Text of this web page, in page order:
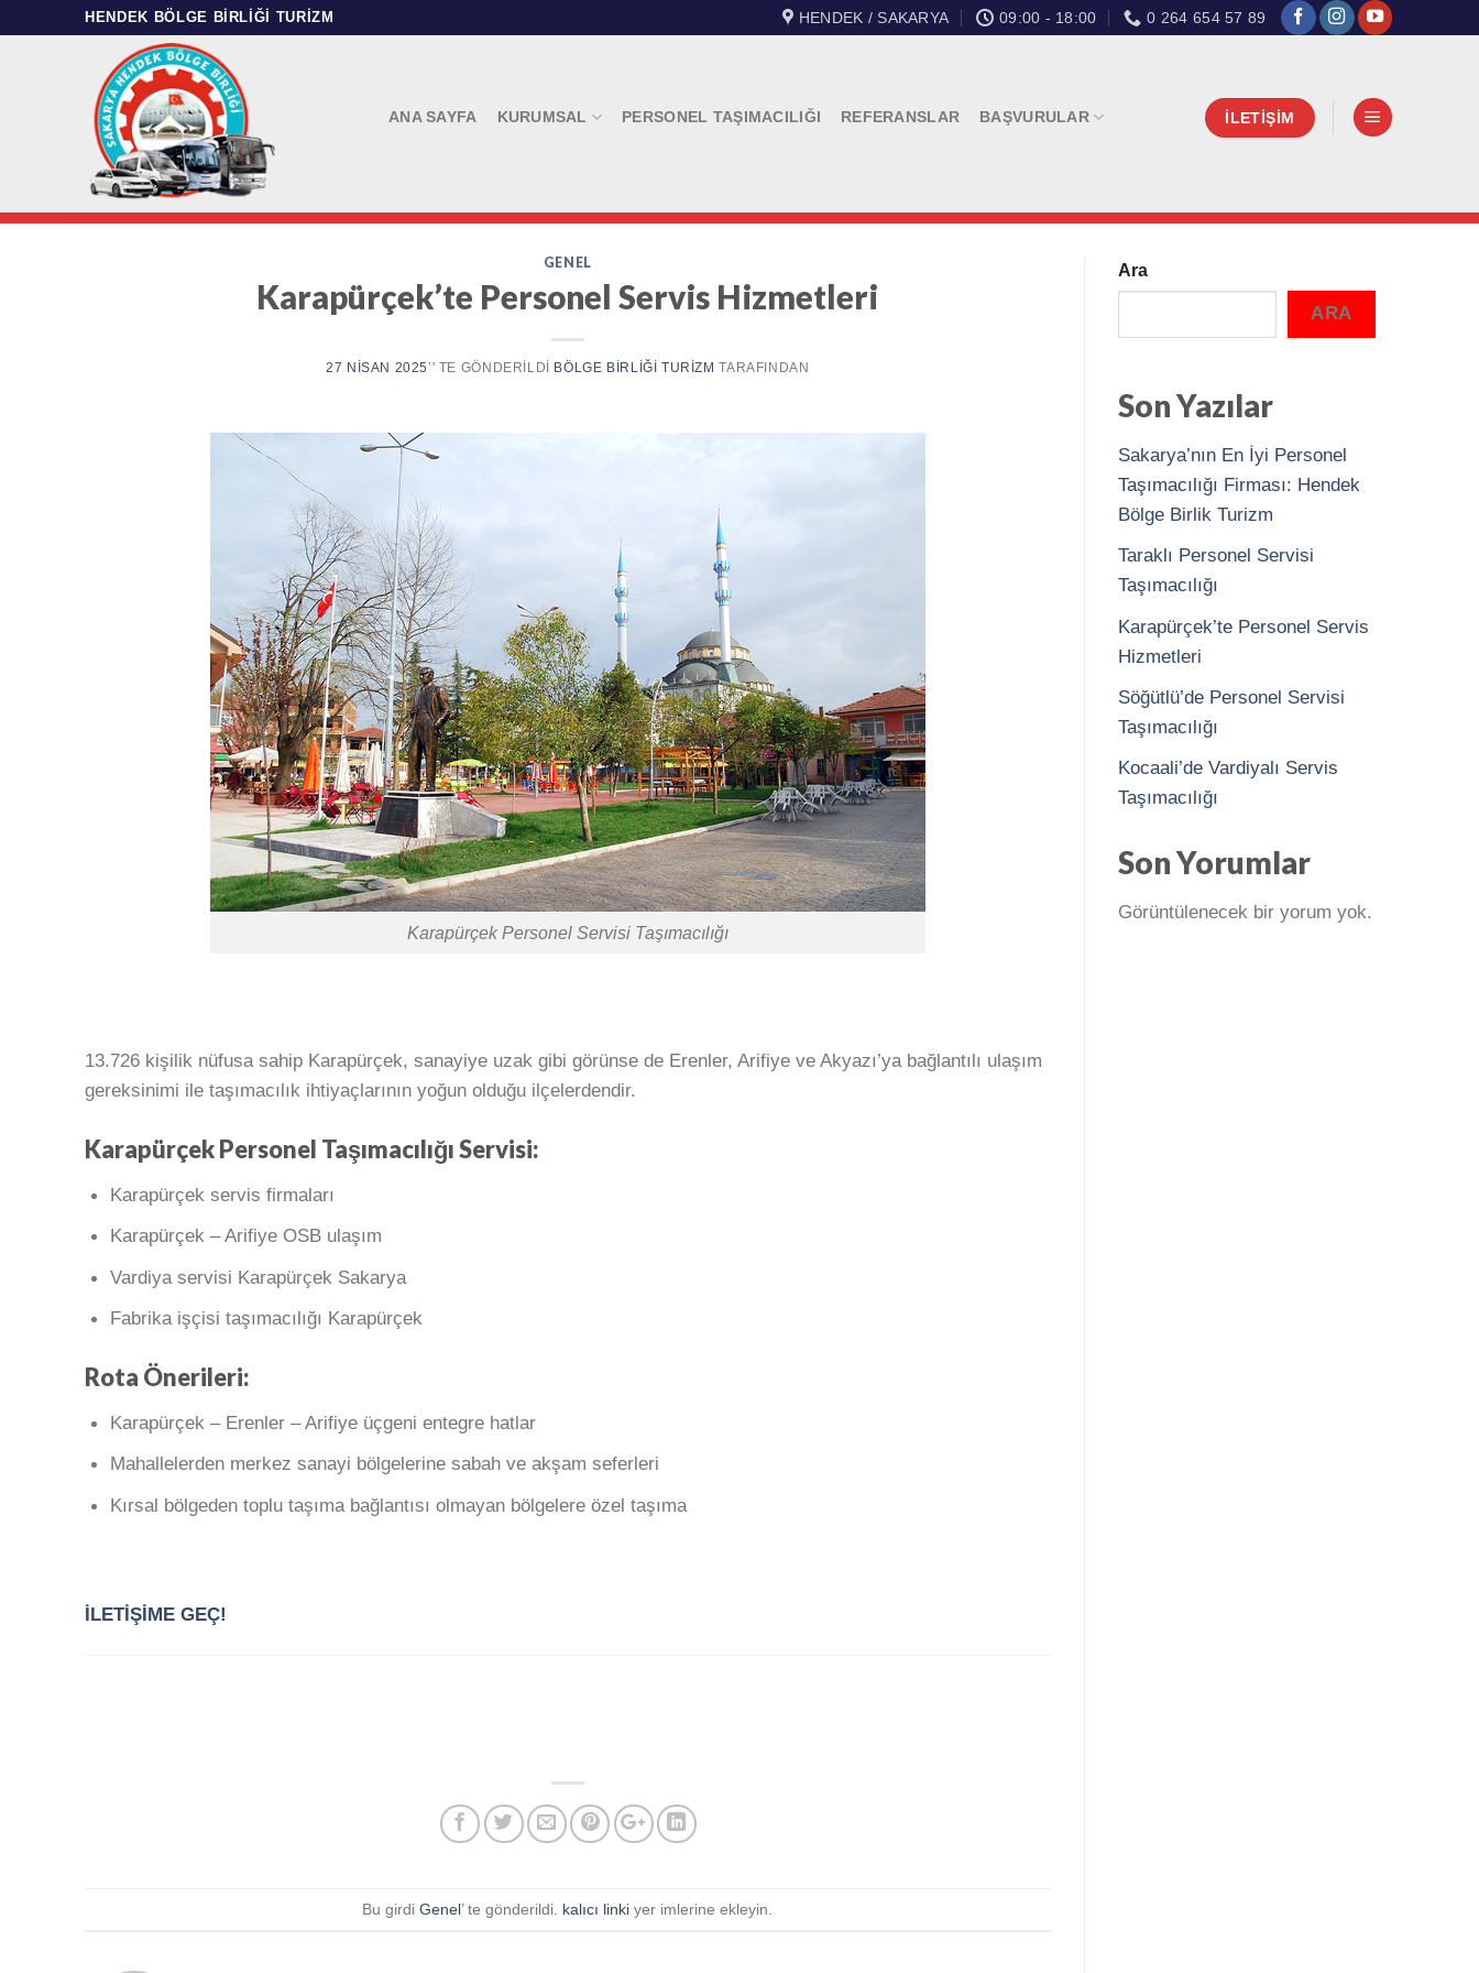
HENDEK BÖLGE BIRLIĞI TURIZM HENDEK / SAKARYA 09:00 - 18:00 0 264 654 57 89
ANA SAYFA KURUMSAL PERSONEL TAŞIMACILIĞI REFERANSLAR BAŞVURULAR İLETİŞİM
GENEL
Karapürçek’te Personel Servis Hizmetleri
27 NISAN 2025’' TE GÖNDERILDI BÖLGE BIRLIĞI TURIZM TARAFINDAN
Karapürçek Personel Servisi Taşımacılığı
13.726 kişilik nüfusa sahip Karapürçek, sanayiye uzak gibi görünse de Erenler, Arifiye ve Akyazı’ya bağlantılı ulaşım
gereksinimi ile taşımacılık ihtiyaçlarının yoğun olduğu ilçelerdendir.
Karapürçek Personel Taşımacılığı Servisi:
Karapürçek servis firmaları
Karapürçek – Arifiye OSB ulaşım
Vardiya servisi Karapürçek Sakarya
Fabrika işçisi taşımacılığı Karapürçek
Rota Önerileri:
Karapürçek – Erenler – Arifiye üçgeni entegre hatlar
Mahallelerden merkez sanayi bölgelerine sabah ve akşam seferleri
Kırsal bölgeden toplu taşıma bağlantısı olmayan bölgelere özel taşıma
İLETİŞİME GEÇ!
Bu girdiGenel’ te gönderildi. kalıcı linki yer imlerine ekleyin.
Ara
ARA
Son Yazılar
Sakarya’nın En İyi Personel
Taşımacılığı Firması: Hendek
Bölge Birlik Turizm
Taraklı Personel Servisi
Taşımacılığı
Karapürçek’te Personel Servis
Hizmetleri
Söğütlü’de Personel Servisi
Taşımacılığı
Kocaali’de Vardiyalı Servis
Taşımacılığı
Son Yorumlar
Görüntülenecek bir yorum yok.